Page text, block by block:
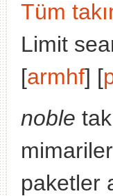
Tüm
Limit
[armhf] [
noble
paketler